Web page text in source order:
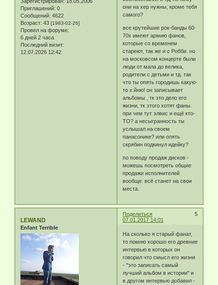
Приглашений: 0
Сообщений: 4622
Возраст: 43 [1983-02-26]
Провел на форуме:
6 дней 2 часа
Последний визит:
12.07.2026 12:42
они на хер нужны, кроме тебя
самого?
все крутейшие рок-банды 60-
70х имеют армию фанов,
которые со временем
стареют, так же и с Робби. но
на московсом концерте были
люди от мала до велика,
родители с детьми и тд. так
что ты опять городишь какую-
то х.йню! он записывает
альбомы , тк это дело его
жизни, тк этого хотят фаны.
при чем тут элвис и ещё кто-
ТО? а несыгранность ты
услышал на своем
панасонике? или опять
скрябин подкинул идейку?
по поводу продаж дисков -
можешь посмотреть общие
продажи исполнителей
вообще. всё станет на свои
места.
Поделиться
5
07.01.2017 14:01
LEWAND
Enfant Terrible
На сколько я старый фанат,
то помню хорошо его древние
интервью в которых он
говорил что смысл его жизни
- "это записать самый
лучший альбом в истории" и
в другом интервью добавил -